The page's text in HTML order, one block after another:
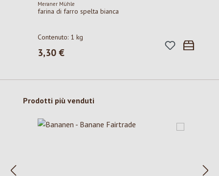
Meraner Mühle
farina di farro spelta bianca
Contenuto: 1 kg
Prezzo normale:
3,30 €
Salta la galleria dei prodotti
Prodotti più venduti